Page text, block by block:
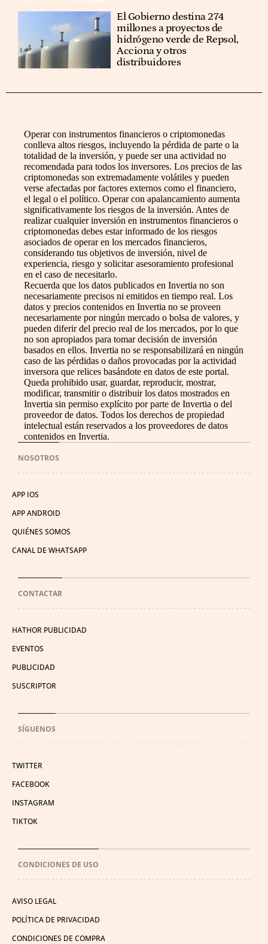
El Gobierno destina 274
millones a proyectos de
hidrógeno verde de Repsol,
Acciona y otros
distribuidores
Operar con instrumentos financieros o criptomonedas
conlleva altos riesgos, incluyendo la pérdida de parte o la
totalidad de la inversión, y puede ser una actividad no
recomendada para todos los inversores. Los precios de las
criptomonedas son extremadamente volátiles y pueden
verse afectadas por factores externos como el financiero,
el legal o el político. Operar con apalancamiento aumenta
significativamente los riesgos de la inversión. Antes de
realizar cualquier inversión en instrumentos financieros o
criptomonedas debes estar informado de los riesgos
asociados de operar en los mercados financieros,
considerando tus objetivos de inversión, nivel de
experiencia, riesgo y solicitar asesoramiento profesional
en el caso de necesitarlo.
Recuerda que los datos publicados en Invertia no son
necesariamente precisos ni emitidos en tiempo real. Los
datos y precios contenidos en Invertia no se proveen
necesariamente por ningún mercado o bolsa de valores, y
pueden diferir del precio real de los mercados, por lo que
no son apropiados para tomar decisión de inversión
basados en ellos. Invertia no se responsabilizará en ningún
caso de las pérdidas o daños provocadas por la actividad
inversora que relices basándote en datos de este portal.
Queda prohibido usar, guardar, reproducir, mostrar,
modificar, transmitir o distribuir los datos mostrados en
Invertia sin permiso explícito por parte de Invertia o del
proveedor de datos. Todos los derechos de propiedad
intelectual están reservados a los proveedores de datos
contenidos en Invertia.
NOSOTROS
APP IOS
APP ANDROID
QUIÉNES SOMOS
CANAL DE WHATSAPP
CONTACTAR
HATHOR PUBLICIDAD
EVENTOS
PUBLICIDAD
SUSCRIPTOR
SÍGUENOS
TWITTER
FACEBOOK
INSTAGRAM
TIKTOK
CONDICIONES DE USO
AVISO LEGAL
POLÍTICA DE PRIVACIDAD
CONDICIONES DE COMPRA